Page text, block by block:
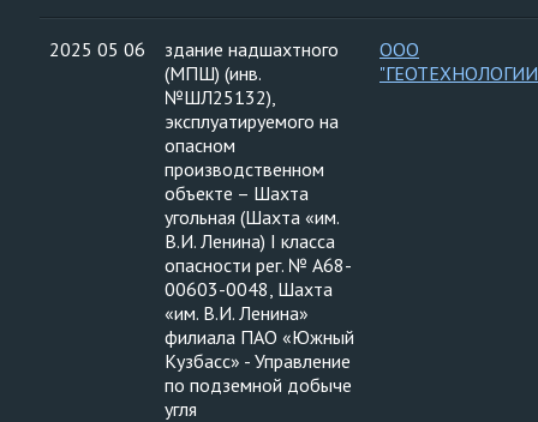
2025 05 06
здание надшахтного
(МПШ) (инв.
№ШЛ25132),
эксплуатируемого на
опасном
производственном
объекте – Шахта
угольная (Шахта «им.
В.И. Ленина) I класса
опасности рег. № А68-
00603-0048, Шахта
«им. В.И. Ленина»
филиала ПАО «Южный
Кузбасс» - Управление
по подземной добыче
угля
ООО